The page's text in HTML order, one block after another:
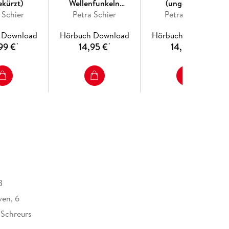
€*
Wellenfunkeln
(ungekürzt)
Petra Schier
Hörbuch Download
14,95 €*
(ungekürzt)
Petra Schier
Hörbuch Download
14,95 €
6